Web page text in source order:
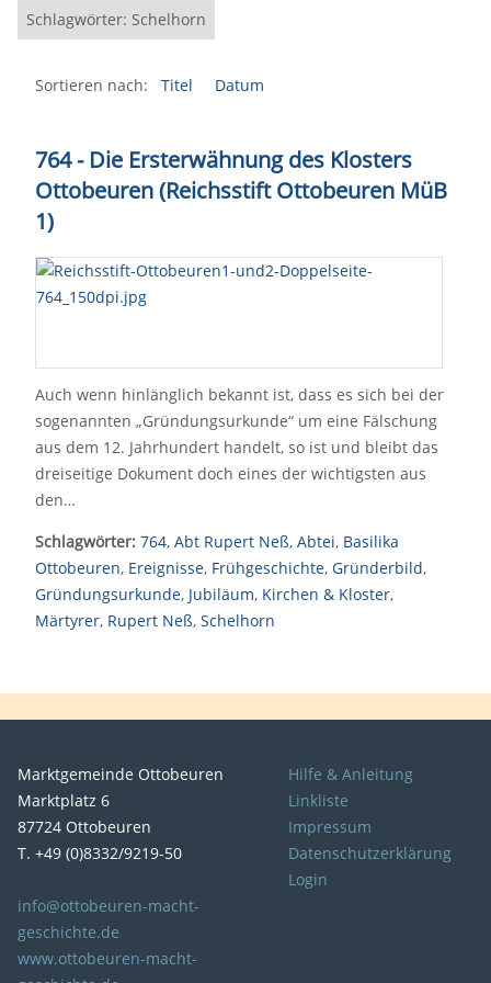
Schlagwörter: Schelhorn
Sortieren nach: Titel Datum
764 - Die Ersterwähnung des Klosters
Ottobeuren (Reichsstift Ottobeuren MüB
1)
Auch wenn hinlänglich bekannt ist, dass es sich bei der
sogenannten „Gründungsurkunde“ um eine Fälschung
aus dem 12. Jahrhundert handelt, so ist und bleibt das
dreiseitige Dokument doch eines der wichtigsten aus
den…
Schlagwörter: 764, Abt Rupert Neß, Abtei, Basilika
Ottobeuren, Ereignisse, Frühgeschichte, Gründerbild,
Gründungsurkunde, Jubiläum, Kirchen & Kloster,
Märtyrer, Rupert Neß, Schelhorn
Marktgemeinde Ottobeuren
Marktplatz 6
87724 Ottobeuren
T. +49 (0)8332/9219-50
info@ottobeuren-macht-
geschichte.de
www.ottobeuren-macht-
Hilfe & Anleitung
Linkliste
Impressum
Datenschutzerklärung
Login